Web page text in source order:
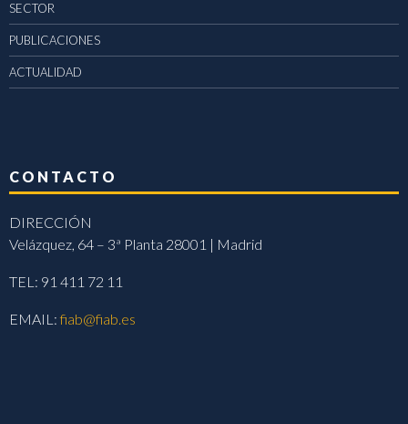
SECTOR
PUBLICACIONES
ACTUALIDAD
CONTACTO
DIRECCIÓN
Velázquez, 64 – 3ª Planta 28001 | Madrid
TEL: 91 411 72 11
EMAIL:fiab@fiab.es